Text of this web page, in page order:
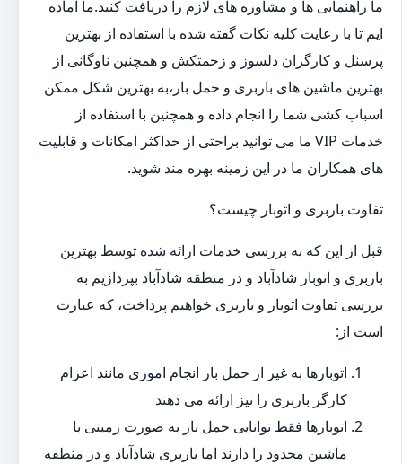
ما راهنمایی ها و مشاوره های لازم را دریافت کنید.ما آماده
ایم تا با رعایت کلیه نکات گفته شده با استفاده از بهترین
پرسنل و کارگران دلسوز و زحمتکش و همچنین ناوگانی از
بهترین ماشین های باربری و حمل بار،به بهترین شکل ممکن
اسباب کشی شما را انجام داده و همچنین با استفاده از
خدمات VIP ما می توانید براحتی از حداکثر امکانات و قابلیت
های همکاران ما در این زمینه بهره مند شوید.
تفاوت باربری و اتوبار چیست؟
قبل از این که به بررسی خدمات ارائه شده توسط بهترین
باربری و اتوبار شادآباد و در منطقه شادآباد بپردازیم به
بررسی تفاوت اتوبار و باربری خواهیم پرداخت، که عبارت
است از:
اتوبارها به غیر از حمل بار انجام اموری مانند اعزام
کارگر باربری را نیز ارائه می دهند
اتوبارها فقط توانایی حمل بار به صورت زمینی با
ماشین محدود را دارند اما باربری شادآباد و در منطقه